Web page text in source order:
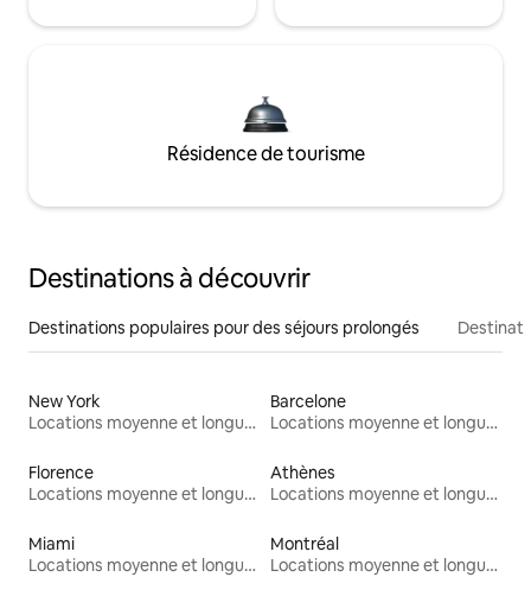
Résidence de tourisme
Destinations à découvrir
Destinations populaires pour des séjours prolongés
New York
Locations moyenne et longue durée
Barcelone
Locations moyenne et longue durée
Florence
Locations moyenne et longue durée
Athènes
Locations moyenne et longue durée
Miami
Locations moyenne et longue durée
Montréal
Locations moyenne et longue durée